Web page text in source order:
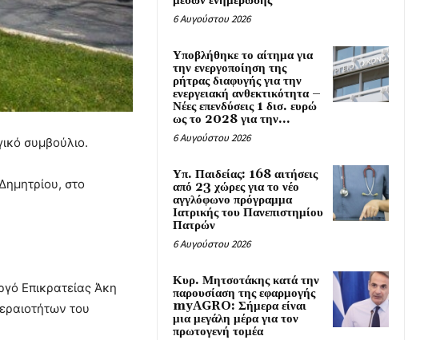
συμβούλιο.
στο
Επικρατείας Άκη
του
6 Αυγούστου 2026
Υποβλήθηκε το αίτημα για
την ενεργοποίηση της
ρήτρας διαφυγής για την
ενεργειακή ανθεκτικότητα –
Νέες επενδύσεις 1 δισ. ευρώ
ως το 2028 για την...
6 Αυγούστου 2026
Υπ. Παιδείας: 168 αιτήσεις
από 23 χώρες για το νέο
αγγλόφωνο πρόγραμμα
Ιατρικής του Πανεπιστημίου
Πατρών
6 Αυγούστου 2026
Κυρ. Μητσοτάκης κατά την
παρουσίαση της εφαρμογής
myAGRO: Σήμερα είναι
μια μεγάλη μέρα για τον
πρωτογενή τομέα